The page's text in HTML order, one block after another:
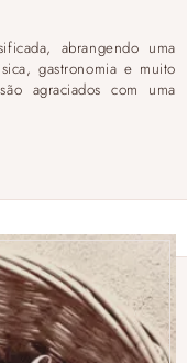
abrangendo uma
gastronomia e muito
agraciados com uma